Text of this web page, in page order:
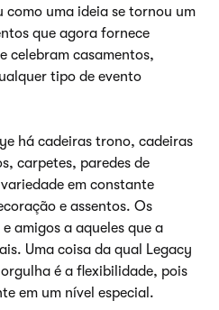
como uma ideia se tornou um
que agora fornece
celebram casamentos,
tipo de evento
há cadeiras trono, cadeiras
carpetes, paredes de
em constante
e assentos. Os
amigos a aqueles que a
Uma coisa da qual Legacy
é a flexibilidade, pois
em um nível especial.